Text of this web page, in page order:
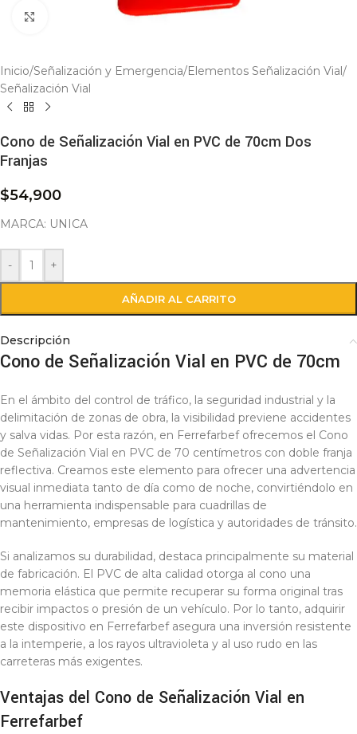
Click to enlarge
Inicio/Señalización y Emergencia/Elementos Señalización Vial/
Señalización Vial
Cono de Señalización Vial en PVC de 70cm Dos
Franjas
$54,900
MARCA: UNICA
- +
AÑADIR AL CARRITO
Descripción
Cono de Señalización Vial en PVC de 70cm
En el ámbito del control de tráfico, la seguridad industrial y la
delimitación de zonas de obra, la visibilidad previene accidentes
y salva vidas. Por esta razón, en Ferrefarbef ofrecemos el Cono
de Señalización Vial en PVC de 70 centímetros con doble franja
reflectiva. Creamos este elemento para ofrecer una advertencia
visual inmediata tanto de día como de noche, convirtiéndolo en
una herramienta indispensable para cuadrillas de
mantenimiento, empresas de logística y autoridades de tránsito.
Si analizamos su durabilidad, destaca principalmente su material
de fabricación. El PVC de alta calidad otorga al cono una
memoria elástica que permite recuperar su forma original tras
recibir impactos o presión de un vehículo. Por lo tanto, adquirir
este dispositivo en Ferrefarbef asegura una inversión resistente
a la intemperie, a los rayos ultravioleta y al uso rudo en las
carreteras más exigentes.
Ventajas del Cono de Señalización Vial en
Ferrefarbef